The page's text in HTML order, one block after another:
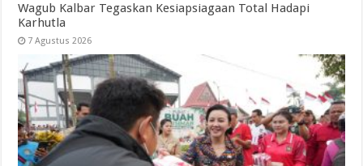
Wagub Kalbar Tegaskan Kesiapsiagaan Total Hadapi
Karhutla
7 Agustus 2026